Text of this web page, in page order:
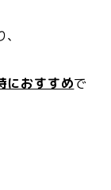
におすすめで